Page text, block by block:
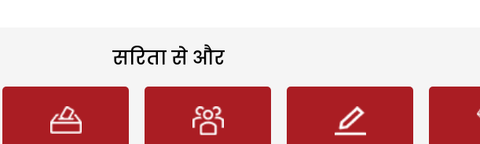
सरिता से और